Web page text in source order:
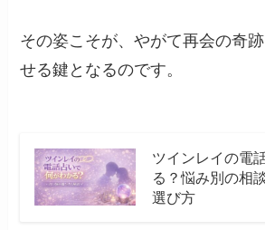
その姿こそが、やがて再会の奇
せる鍵となるのです。
ツインレイの電
る？悩み別の相
選び方